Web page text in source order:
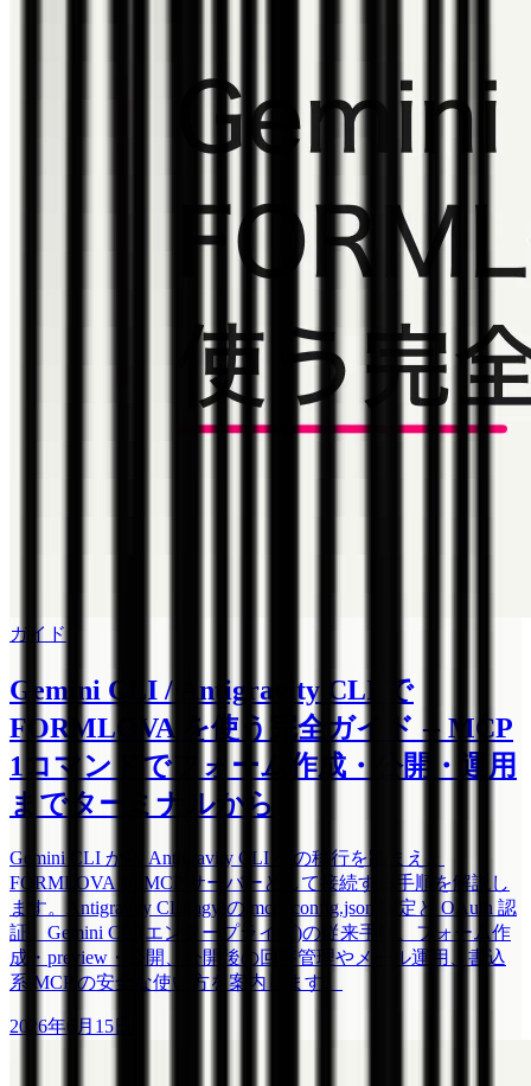
ガイド
Gemini CLI / Antigravity CLI で
FORMLOVA を使う完全ガイド -- MCP
1コマンドでフォーム作成・公開・運用
までターミナルから
Gemini CLI から Antigravity CLI への移行を踏まえ、
FORMLOVA を MCP サーバーとして接続する手順を解説し
ます。Antigravity CLI(agy)の mcp_config.json 設定と OAuth 認
証、Gemini CLI(エンタープライズ)の従来手順、フォーム作
成・preview・公開、公開後の回答管理やメール運用、書込
系 MCP の安全な使い方を案内します。
2026年6月15日